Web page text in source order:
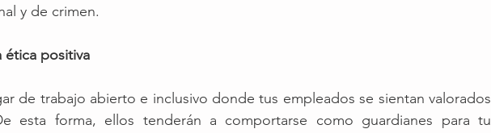
y de crimen.
ética positiva
de trabajo abierto e inclusivo donde tus empleados se sientan valorados
esta forma, ellos tenderán a comportarse como guardianes para tu